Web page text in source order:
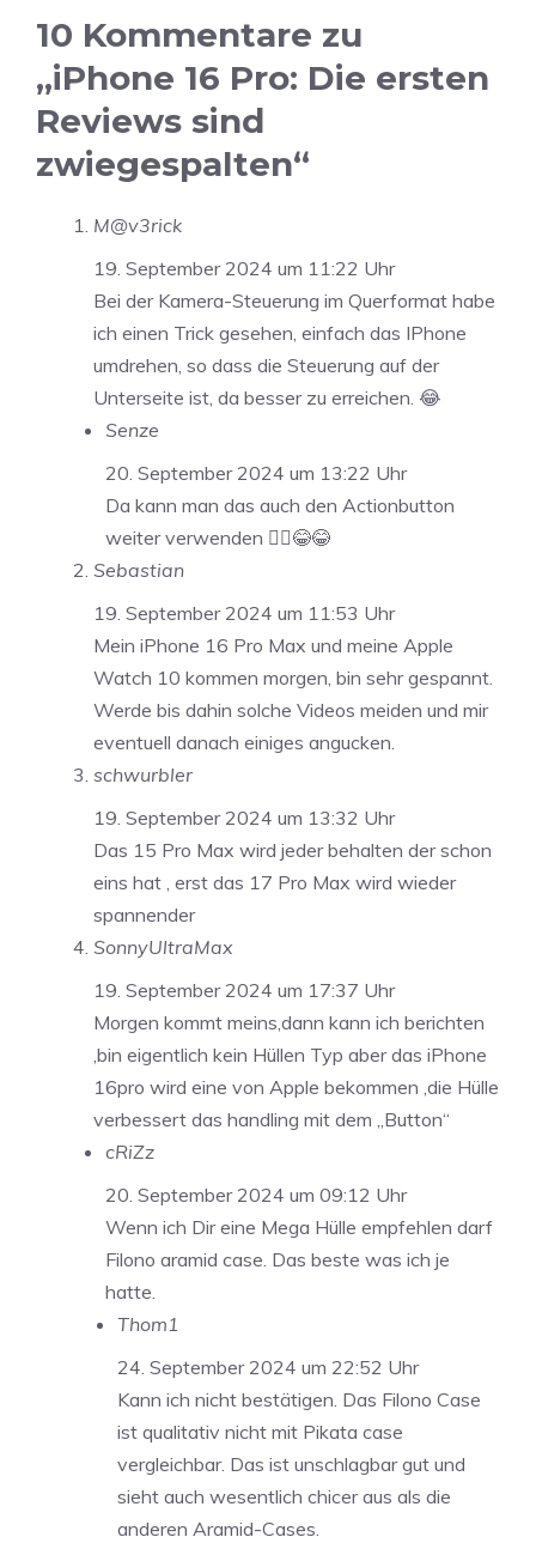
10 Kommentare zu
„iPhone 16 Pro: Die ersten
Reviews sind
zwiegespalten“
M@v3rick
19. September 2024 um 11:22 Uhr
Bei der Kamera-Steuerung im Querformat habe
ich einen Trick gesehen, einfach das IPhone
umdrehen, so dass die Steuerung auf der
Unterseite ist, da besser zu erreichen. 😂
Senze
20. September 2024 um 13:22 Uhr
Da kann man das auch den Actionbutton
weiter verwenden 🤷‍♂️😂😂
Sebastian
19. September 2024 um 11:53 Uhr
Mein iPhone 16 Pro Max und meine Apple
Watch 10 kommen morgen, bin sehr gespannt.
Werde bis dahin solche Videos meiden und mir
eventuell danach einiges angucken.
schwurbler
19. September 2024 um 13:32 Uhr
Das 15 Pro Max wird jeder behalten der schon
eins hat , erst das 17 Pro Max wird wieder
spannender
SonnyUltraMax
19. September 2024 um 17:37 Uhr
Morgen kommt meins,dann kann ich berichten
,bin eigentlich kein Hüllen Typ aber das iPhone
16pro wird eine von Apple bekommen ,die Hülle
verbessert das handling mit dem „Button“
cRiZz
20. September 2024 um 09:12 Uhr
Wenn ich Dir eine Mega Hülle empfehlen darf
Filono aramid case. Das beste was ich je
hatte.
Thom1
24. September 2024 um 22:52 Uhr
Kann ich nicht bestätigen. Das Filono Case
ist qualitativ nicht mit Pikata case
vergleichbar. Das ist unschlagbar gut und
sieht auch wesentlich chicer aus als die
anderen Aramid-Cases.